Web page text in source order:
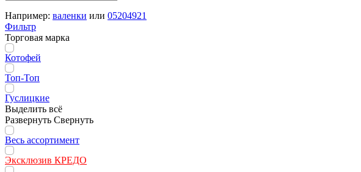
Например: валенки или 05204921
Фильтр
Торговая марка
Котофей
Топ-Топ
Гуслицкие
Выделить всё
Развернуть Свернуть
Весь ассортимент
Эксклюзив КРЕДО